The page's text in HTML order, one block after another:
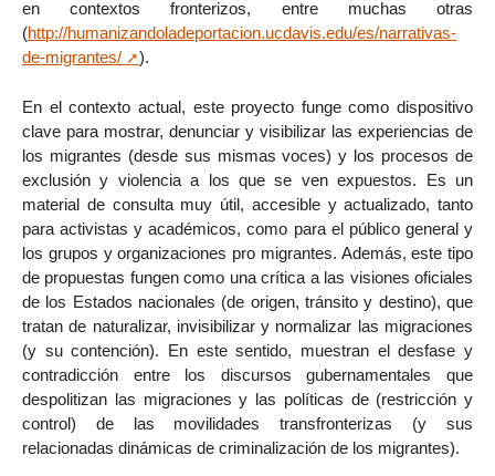
en contextos fronterizos, entre muchas otras
(http://humanizandoladeportacion.ucdavis.edu/es/narrativas-
de-migrantes/
).
En el contexto actual, este proyecto funge como dispositivo
clave para mostrar, denunciar y visibilizar las experiencias de
los migrantes (desde sus mismas voces) y los procesos de
exclusión y violencia a los que se ven expuestos. Es un
material de consulta muy útil, accesible y actualizado, tanto
para activistas y académicos, como para el público general y
los grupos y organizaciones pro migrantes. Además, este tipo
de propuestas fungen como una crítica a las visiones oficiales
de los Estados nacionales (de origen, tránsito y destino), que
tratan de naturalizar, invisibilizar y normalizar las migraciones
(y su contención). En este sentido, muestran el desfase y
contradicción entre los discursos gubernamentales que
despolitizan las migraciones y las políticas de (restricción y
control) de las movilidades transfronterizas (y sus
relacionadas dinámicas de criminalización de los migrantes).